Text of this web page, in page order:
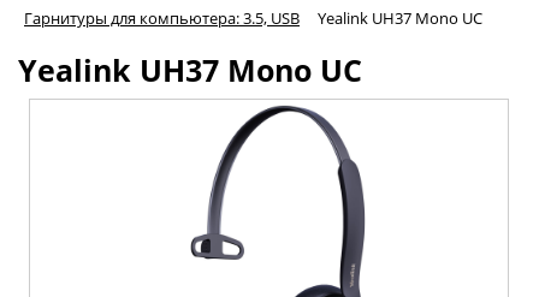
Гарнитуры для компьютера: 3.5, USB
Yealink UH37 Mono UC
Yealink UH37 Mono UC